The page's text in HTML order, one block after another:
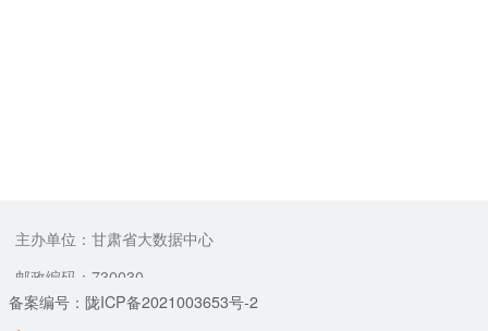
主办单位：甘肃省大数据中心
邮政编码：730030
备案编号：陇ICP备2021003653号-2